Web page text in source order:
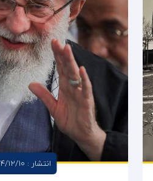
انتشار : 1404/12/10